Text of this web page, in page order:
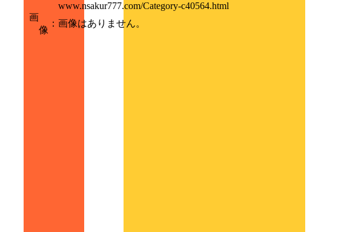
www.nsakur777.com/Category-c40564.html
画
像
： 画像はありません。